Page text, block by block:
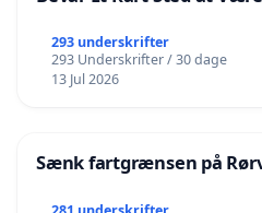
293 underskrifter
293 Underskrifter / 30 dage
13 Jul 2026
Sænk fartgrænsen på